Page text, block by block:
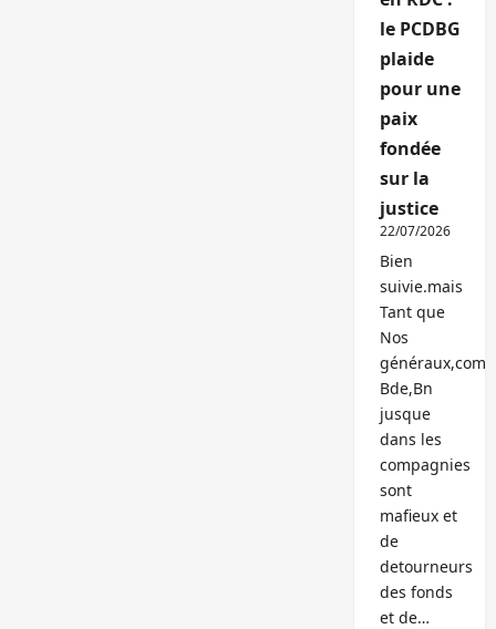
le PCDBG
plaide
pour une
paix
fondée
sur la
justice
22/07/2026
Bien
suivie.mais
Tant que
Nos
généraux,com
Bde,Bn
jusque
dans les
compagnies
sont
mafieux et
de
detourneurs
des fonds
et de…